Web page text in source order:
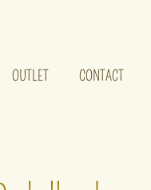
OUTLET CONTACT